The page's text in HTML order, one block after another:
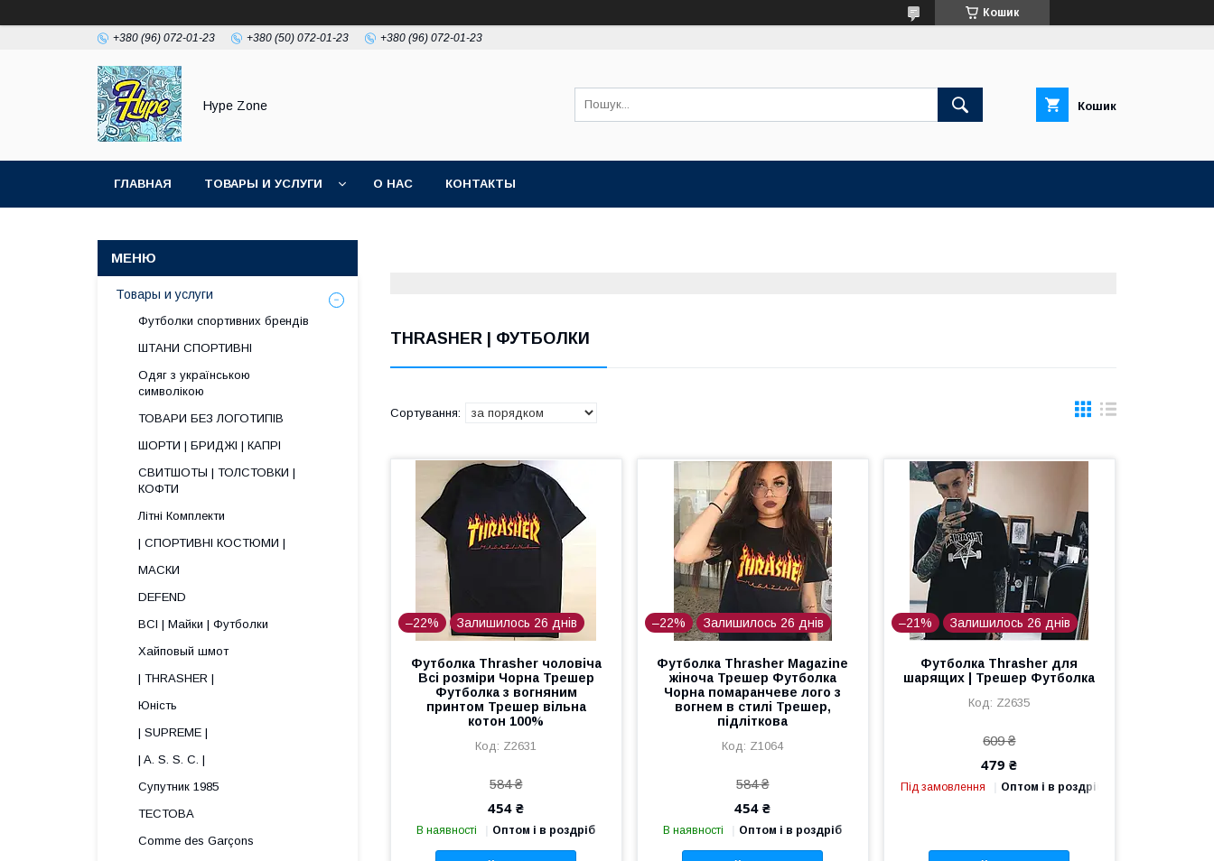
Кошик
+380 (96) 072-01-23 +380 (50) 072-01-23 +380 (96) 072-01-23
Hype Zone Кошик
ГЛАВНАЯ ТОВАРЫ И УСЛУГИ О НАС КОНТАКТЫ
THRASHER | ФУТБОЛКИ
–22% Залишилось 26 днів
Футболка Thrasher чоловіча
Всі розміри Чорна Трешер
Футболка з вогняним
принтом Трешер вільна
котон 100%
Z2631
584 ₴
454 ₴
В наявності Оптом і в роздріб
–22% Залишилось 26 днів
Футболка Thrasher Magazine
жіноча Трешер Футболка
Чорна помаранчеве лого з
вогнем в стилі Трешер,
підліткова
Z1064
584 ₴
454 ₴
В наявності Оптом і в роздріб
–21% Залишилось 26 днів
Футболка Thrasher для
шарящих | Трешер Футболка
Z2635
609 ₴
479 ₴
Під замовлення Оптом і в роздріб
Товары и услуги
Футболки спортивних брендів
ШТАНИ СПОРТИВНІ
Одяг з українською
символікою
ТОВАРИ БЕЗ ЛОГОТИПІВ
ШОРТИ | БРИДЖІ | КАПРІ
СВИТШОТЫ | ТОЛСТОВКИ |
КОФТИ
Літні Комплекти
| СПОРТИВНІ КОСТЮМИ |
МАСКИ
DEFEND
ВСІ | Майки | Футболки
Хайповый шмот
| THRASHER |
Юність
| SUPREME |
| A. S. S. C. |
Супутник 1985
ТЕСТОВА
Comme des Garçons